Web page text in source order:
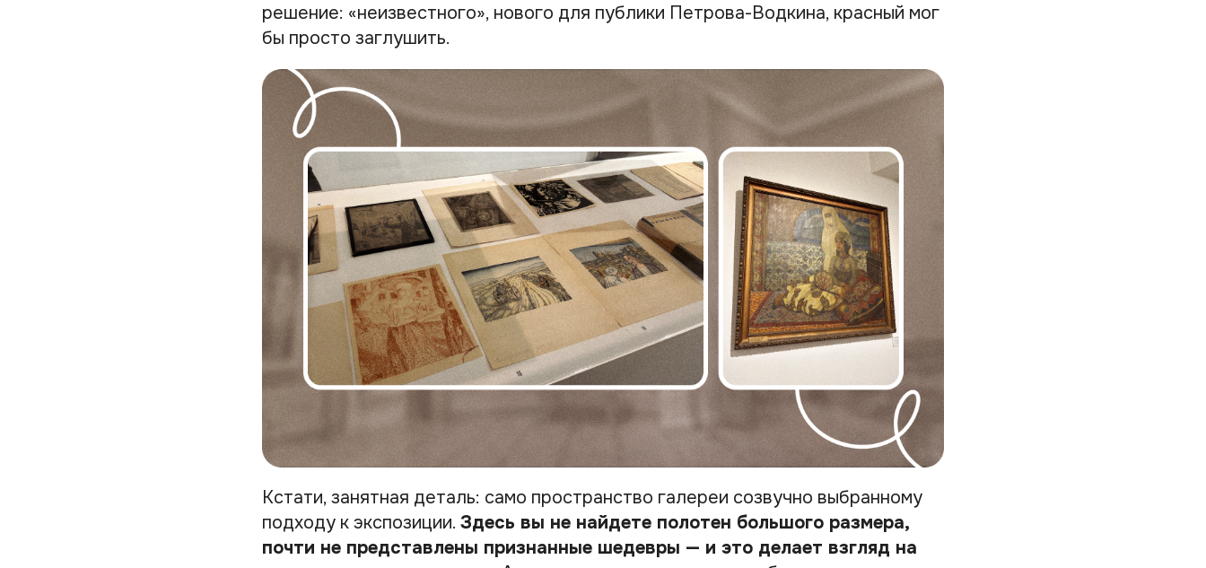
решение: «неизвестного», нового для публики Петрова-Водкина, красный мог
бы просто заглушить.
Кстати, занятная деталь: само пространство галереи созвучно выбранному
подходу к экспозиции. Здесь вы не найдете полотен большого размера,
почти не представлены признанные шедевры — и это делает взгляд на